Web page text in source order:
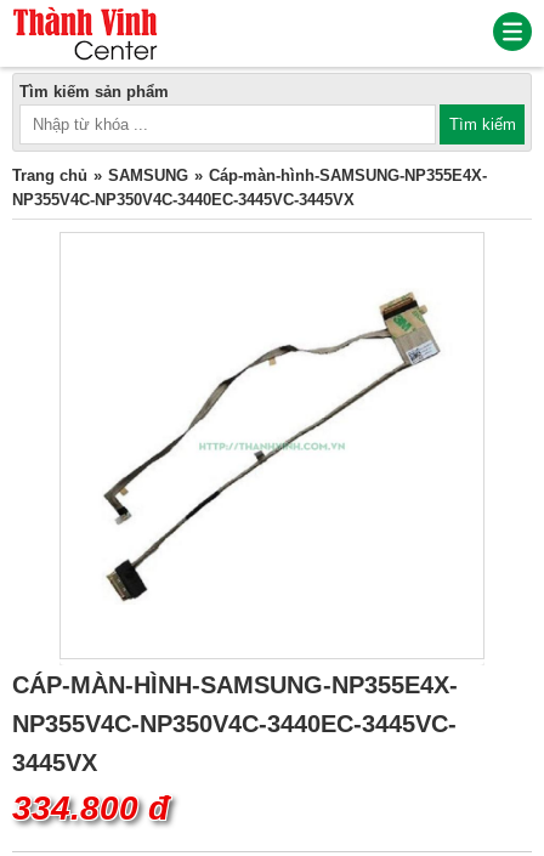
Tìm kiếm sản phẩm
Trang chủ SAMSUNG
Cáp-màn-hình-SAMSUNG-NP355E4X-
NP355V4C-NP350V4C-3440EC-3445VC-3445VX
CÁP-MÀN-HÌNH-SAMSUNG-NP355E4X-
NP355V4C-NP350V4C-3440EC-3445VC-
3445VX
334.800 đ